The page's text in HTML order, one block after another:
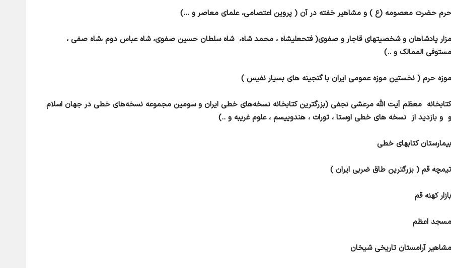
حرم حضرت معصومه (ع ) و مشاهیر خفته در آن ( پروین اعتصامی، علمای معاصر و …)
مزار پادشاهان و شخصیتهای قاجار و صفوی( فتحعلیشاه ، محمد شاه، شاه سلطان حسین صفوی، شاه عباس دوم ،شاه صفی ،
مستوفی الممالک و ..)
موزه حرم ( نخستین موزه عمومی ایران با گنجینه های بسیار نفیس )
کتابخانه معظم آیت الله مرعشی نجفی (بزرگترین کتابخانه نسخه‌های خطی ایران و سومین مجموعه نسخه‌های خطی در جهان اسلام
و و بازدید از نسخه های خطی اوستا ، تورات ، هندوییسم ، علوم غریبه و ..)
بیمارستان کتابهای خطی
تیمچه قم ( بزرگترین طاق ضربی ایران )
بازار کهنه قم
مسجد اعظم
مشاهیر آرامستان تاریخی شیخان